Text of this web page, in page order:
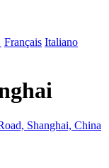
Français Italiano
Shanghai, China